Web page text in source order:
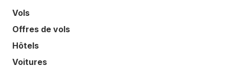
Vols
Offres de vols
Hôtels
Voitures